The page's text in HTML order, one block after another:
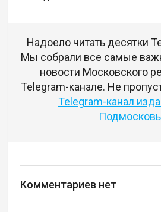
Надоело читать десятки
Мы собрали все самые
новости Московского
Telegram-канале. Не
Telegram-канал
Комментариев нет